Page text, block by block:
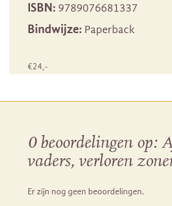
ISBN: 9789076681337
Bindwijze: Paperback
€24,-
0 beoordelingen op:
vaders, verloren
Er zijn nog geen beoordelingen.